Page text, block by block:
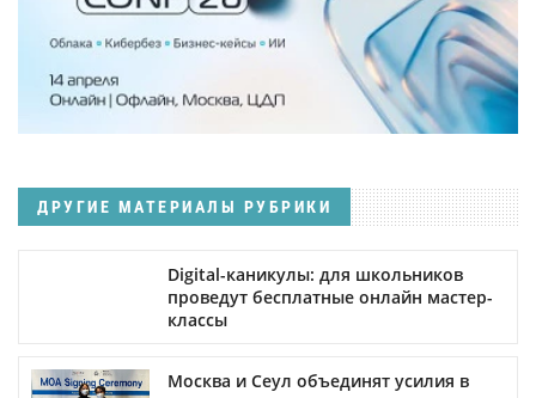
ДРУГИЕ МАТЕРИАЛЫ РУБРИКИ
Digital-каникулы: для школьников
проведут бесплатные онлайн мастер-
классы
Москва и Сеул объединят усилия в